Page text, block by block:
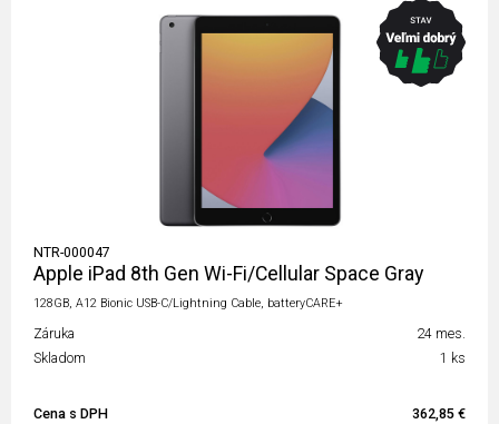
NTR-000047
Apple iPad 8th Gen Wi-Fi/Cellular Space Gray
128GB, A12 Bionic USB-C/Lightning Cable, batteryCARE+
Záruka
24 mes.
Skladom
1 ks
Cena s DPH 362,85 €